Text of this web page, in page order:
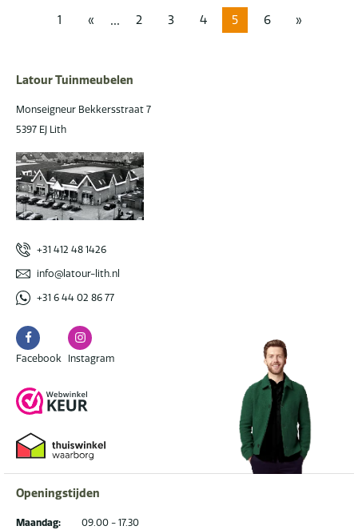
1 « ... 2 3 4 5 6 »
Latour Tuinmeubelen
Monseigneur Bekkersstraat 7
5397 EJ Lith
+31 412 48 1426
info@latour-lith.nl
+31 6 44 02 86 77
Facebook
Facebook
Instagram
Instagram
Openingstijden
Maandag:
09.00 - 17.30